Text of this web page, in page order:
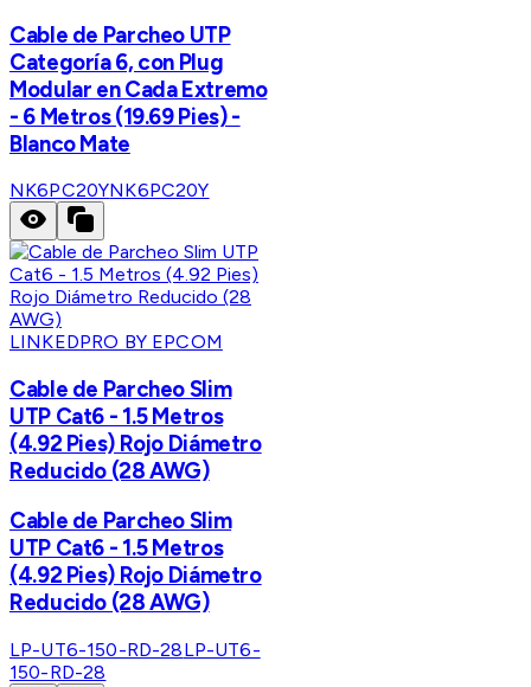
Cable de Parcheo UTP
Categoría 6, con Plug
Modular en Cada Extremo
- 6 Metros (19.69 Pies) -
Blanco Mate
NK6PC20YNK6PC20Y
LINKEDPRO BY EPCOM
Cable de Parcheo Slim
UTP Cat6 - 1.5 Metros
(4.92 Pies) Rojo Diámetro
Reducido (28 AWG)
Cable de Parcheo Slim
UTP Cat6 - 1.5 Metros
(4.92 Pies) Rojo Diámetro
Reducido (28 AWG)
LP-UT6-150-RD-28LP-UT6-
150-RD-28